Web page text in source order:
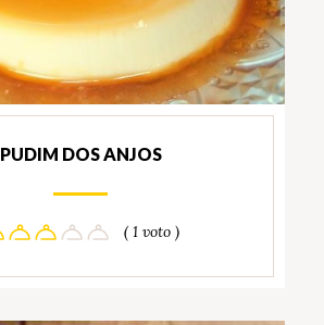
PUDIM DOS ANJOS
( 1 voto )